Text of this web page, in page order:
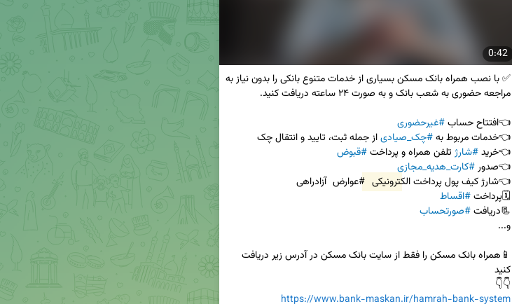
0:42
👈افتتاح حساب #غیرحضوری
👈خدمات مربوط به #چک_صیادی
👈خرید #شارژ تلفن همراه و پرداخت #قبوض
👈صدور #کارت_هدیه_مجازی
👈شارژ کیف پول پرداخت الکترونیکی #عوارض
🗓پرداخت #اقساط
📃دریافت #صورتحساب
👇👇
https://www.bank-maskan.ir/hamrah-bank-system